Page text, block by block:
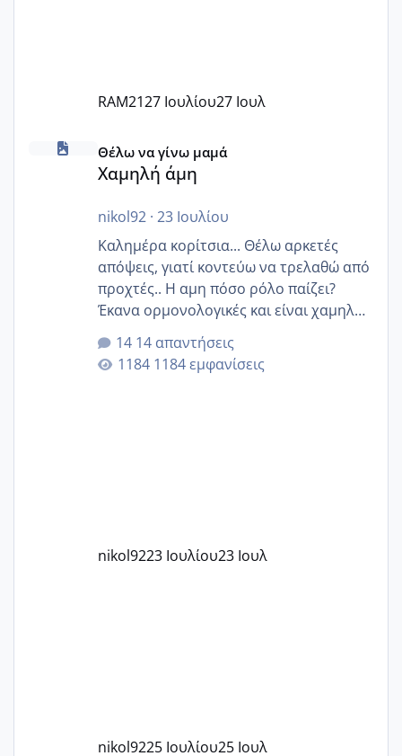
RAM2127 Ιουλίου27 Ιουλ
Χαμηλή άμη
Θέλω να γίνω μαμά
Χαμηλή άμη
nikol92· 23 Ιουλίου
Καλημέρα κορίτσια... Θέλω αρκετές
απόψεις, γιατί κοντεύω να τρελαθώ από
προχτές.. Η αμη πόσο ρόλο παίζει?
Έκανα ορμονολογικές και είναι χαμηλή
για την ηλικία μου.. Είχα ήδη μια
εγκυμοσύνη, που έπρεπε να τερματιστεί
στην 27η εβδομάδα και προσπαθώ 7
14 απαντήσεις
1184 εμφανίσεις
nikol9223 Ιουλίου23 Ιουλ
nikol9225 Ιουλίου25 Ιουλ